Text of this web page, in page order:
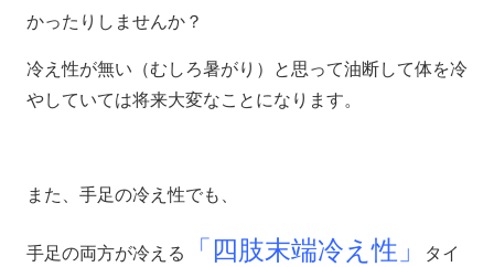
かったりしませんか？
冷え性が無い（むしろ暑がり）と思って油断して体を冷
やしていては将来大変なことになります。
また、手足の冷え性でも、
手足の両方が冷える 「四肢末端冷え性」
タイ